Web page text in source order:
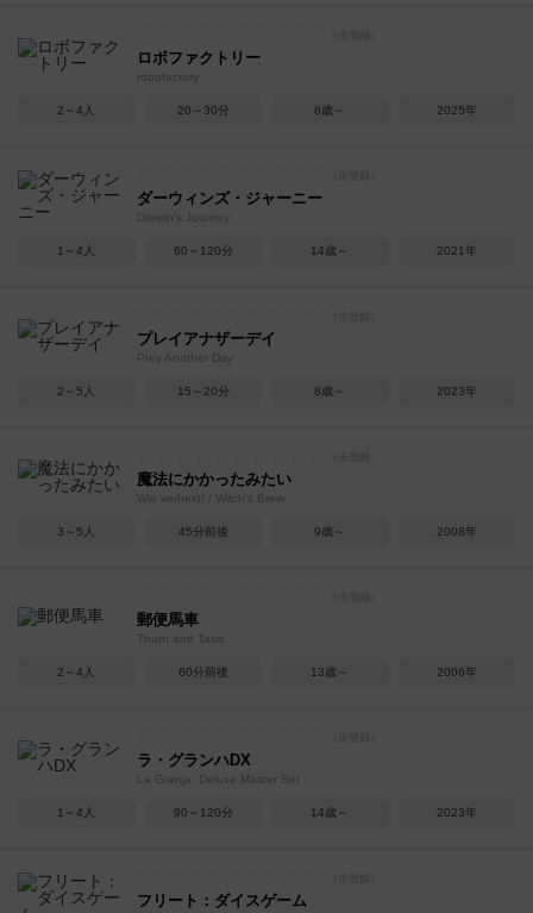
ロボファクトリー
robofactory
2～4人 20～30分 8歳～ 2025年
ダーウィンズ・ジャーニー
Darwin's Journey
1～4人 60～120分 14歳～ 2021年
プレイアナザーデイ
Prey Another Day
2～5人 15～20分 8歳～ 2023年
魔法にかかったみたい
Wie verhext! / Witch's Brew
3～5人 45分前後 9歳～ 2008年
郵便馬車
Thurn and Taxis
2～4人 60分前後 13歳～ 2006年
ラ・グランハDX
La Granja: Deluxe Master Set
1～4人 90～120分 14歳～ 2023年
フリート：ダイスゲーム